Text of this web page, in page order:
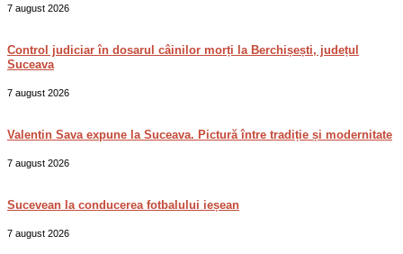
7 august 2026
Control judiciar în dosarul câinilor morți la Berchișești, județul
Suceava
7 august 2026
Valentin Sava expune la Suceava. Pictură între tradiție și modernitate
7 august 2026
Sucevean la conducerea fotbalului ieșean
7 august 2026